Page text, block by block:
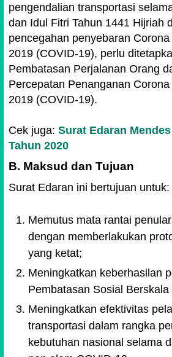
pengendalian transportasi
dan Idul Fitri Tahun 1441 Hijriah
pencegahan penyebaran
2019 (COVID-19), perlu
Pembatasan Perjalanan Orang
Percepatan Penanganan
2019 (COVID-19).
Cek juga: Surat Edaran
Tahun 2020
B. Maksud dan Tujuan
Surat Edaran ini bertujuan untuk:
Memutus mata rantai
dengan memberlakukan
yang ketat;
Meningkatkan keberhasilan
Pembatasan Sosial Berskala
Meningkatkan efektivitas
transportasi dalam rangka
kebutuhan nasional selama